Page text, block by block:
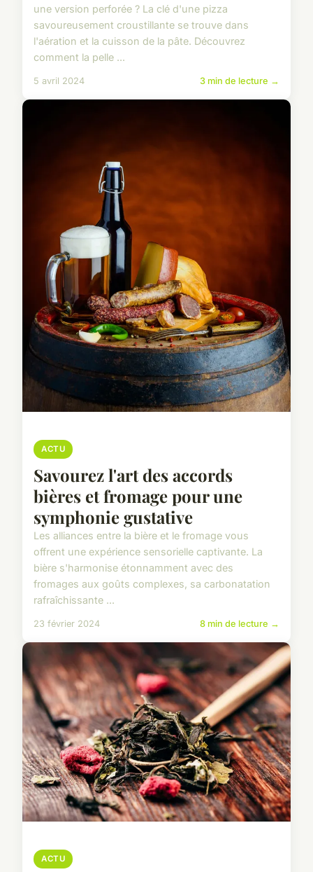
une version perforée ? La clé d'une pizza
savoureusement croustillante se trouve dans
l'aération et la cuisson de la pâte. Découvrez
comment la pelle ...
5 avril 2024 3 min de lecture →
ACTU
Savourez l'art des accords
bières et fromage pour une
symphonie gustative
Les alliances entre la bière et le fromage vous
offrent une expérience sensorielle captivante. La
bière s'harmonise étonnamment avec des
fromages aux goûts complexes, sa carbonatation
rafraîchissante ...
23 février 2024 8 min de lecture →
ACTU